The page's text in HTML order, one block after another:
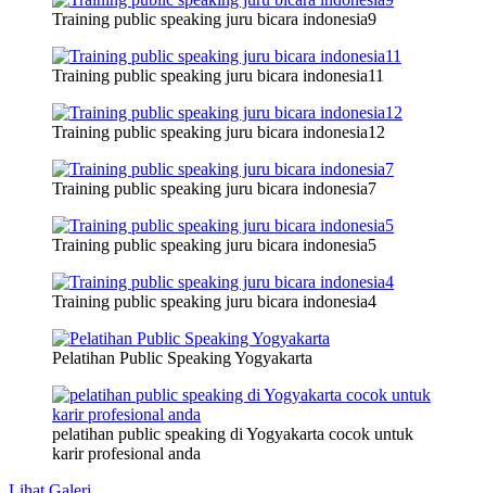
Training public speaking juru bicara indonesia9
Training public speaking juru bicara indonesia11
Training public speaking juru bicara indonesia12
Training public speaking juru bicara indonesia7
Training public speaking juru bicara indonesia5
Training public speaking juru bicara indonesia4
Pelatihan Public Speaking Yogyakarta
pelatihan public speaking di Yogyakarta cocok untuk
karir profesional anda